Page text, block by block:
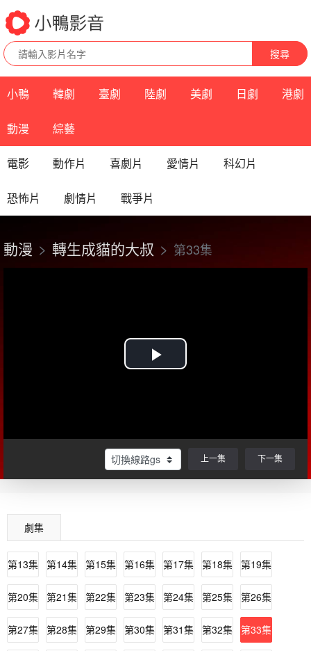
搜尋
小鴨 韓劇 臺劇 陸劇 美劇 日劇 港劇
動漫 綜藝
電影 動作片 喜劇片 愛情片 科幻片
恐怖片 劇情片 戰爭片
動漫 轉生成貓的大叔 第33集
上一集 下一集
劇集
第13集 第14集 第15集 第16集 第17集 第18集 第19集
第20集 第21集 第22集 第23集 第24集 第25集 第26集
第27集 第28集 第29集 第30集 第31集 第32集 第33集